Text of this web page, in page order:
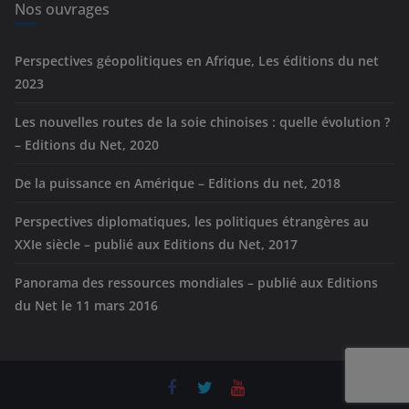
e
Nos ouvrages
Perspectives géopolitiques en Afrique, Les éditions du net
2023
Les nouvelles routes de la soie chinoises : quelle évolution ?
– Editions du Net, 2020
De la puissance en Amérique – Editions du net, 2018
Perspectives diplomatiques, les politiques étrangères au
XXIe siècle – publié aux Editions du Net, 2017
Panorama des ressources mondiales – publié aux Editions
du Net le 11 mars 2016